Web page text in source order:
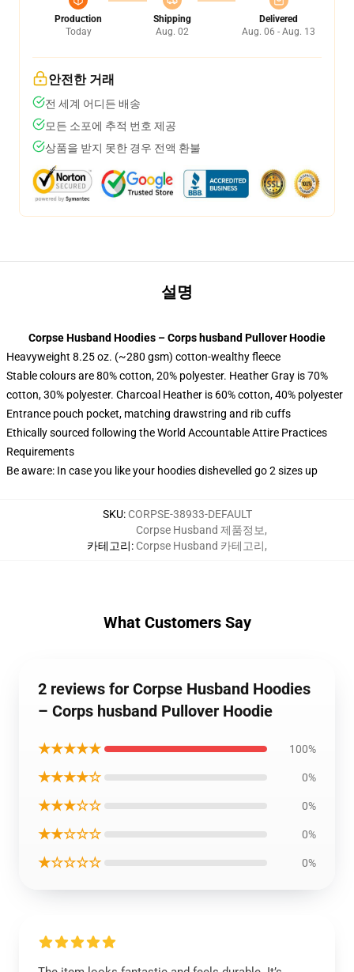
Production
Today
Shipping
Aug. 02
Delivered
Aug. 06 - Aug. 13
안전한 거래
전 세계 어디든 배송
모든 소포에 추적 번호 제공
상품을 받지 못한 경우 전액 환불
설명
Corpse Husband Hoodies – Corps husband Pullover Hoodie
Heavyweight 8.25 oz. (~280 gsm) cotton-wealthy fleece
Stable colours are 80% cotton, 20% polyester. Heather Gray is 70%
cotton, 30% polyester. Charcoal Heather is 60% cotton, 40% polyester
Entrance pouch pocket, matching drawstring and rib cuffs
Ethically sourced following the World Accountable Attire Practices
Requirements
Be aware: In case you like your hoodies dishevelled go 2 sizes up
SKU: CORPSE-38933-DEFAULT
카테고리:
Corpse Husband 제품정보,
Corpse Husband 카테고리,
What Customers Say
2 reviews for Corpse Husband Hoodies
– Corps husband Pullover Hoodie
★★★★★ 100%
★★★★☆ 0%
★★★☆☆ 0%
★★☆☆☆ 0%
★☆☆☆☆ 0%